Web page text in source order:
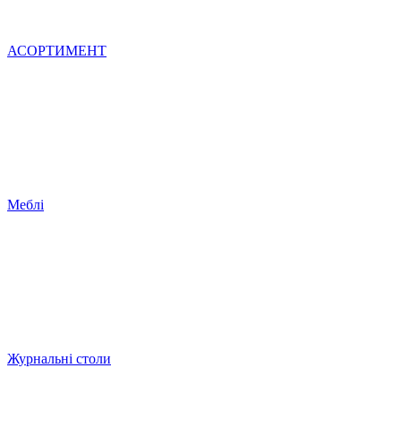
АСОРТИМЕНТ
Меблі
Журнальні столи